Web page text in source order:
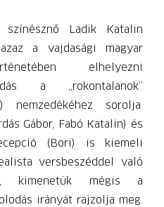
Ladik Katalin
a vajdasági magyar
elhelyezni
a „rokontalanok”
nemzedékéhez sorolja.
Gábor, Fabó Katalin) és
(Bori) is kiemeli
versbeszéddel való
kimenetük mégis a
irányát rajzolja meg.